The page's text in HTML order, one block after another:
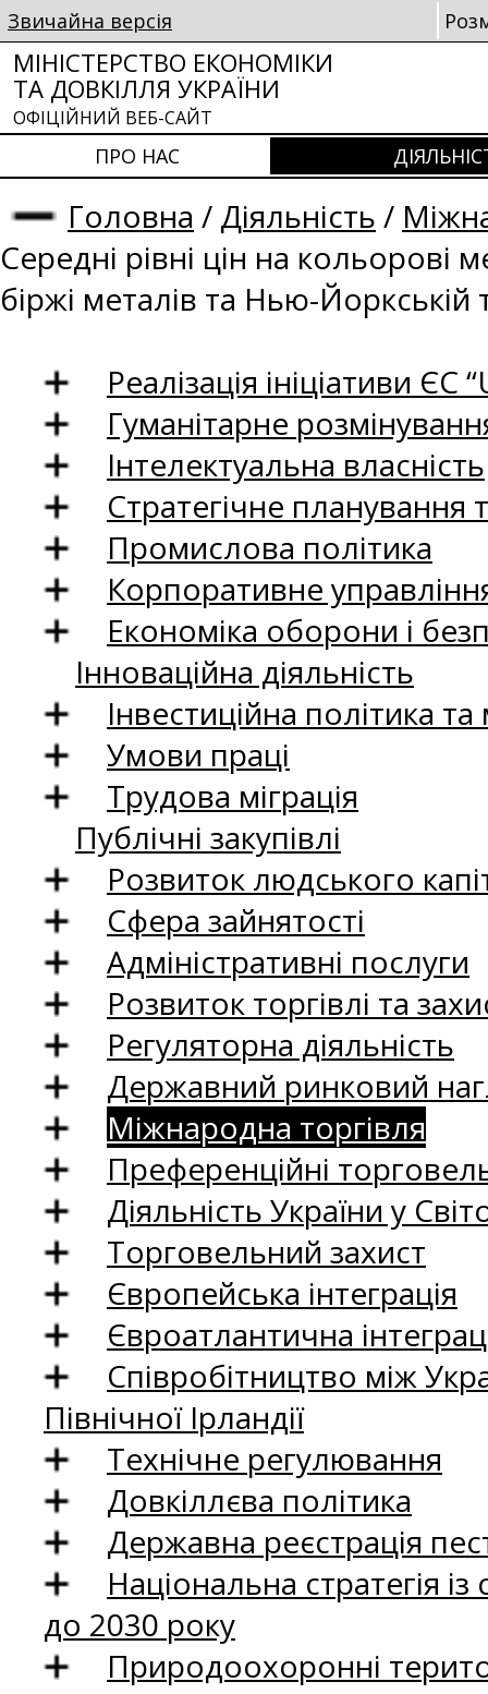
Звичайна версія
МІНІСТЕРСТВО ЕКОНОМІКИ
ТА ДОВКІЛЛЯ УКРАЇНИ
ОФІЦІЙНИЙ ВЕБ-САЙТ
ПРО НАС
Головна / Діяльність /
Середні рівні цін на кольорові
біржі металів та Нью-Йоркській
Реалізація ініціативи ЄС
Гуманітарне
Інтелектуальна власність
Стратегічне
Промислова політика
Корпоративне
Економіка оборони і
Інноваційна діяльність
Інвестиційна політика
Умови праці
Трудова міграція
Публічні закупівлі
Розвиток людського
Сфера зайнятості
Адміністративні послуги
Розвиток торгівлі та
Регуляторна діяльність
Державний ринковий
Міжнародна торгівля
Преференційні
Діяльність України у
Торговельний захист
Європейська інтеграція
Євроатлантична
Співробітництво між
Північної Ірландії
Технічне регулювання
Довкіллєва політика
Державна реєстрація
Національна стратегія
до 2030 року
Природоохоронні